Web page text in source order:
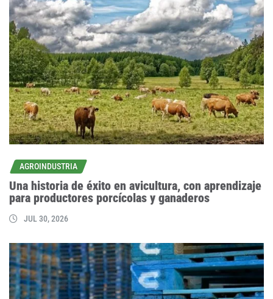
AGROINDUSTRIA
Una historia de éxito en avicultura, con aprendizaje
para productores porcícolas y ganaderos
JUL 30, 2026